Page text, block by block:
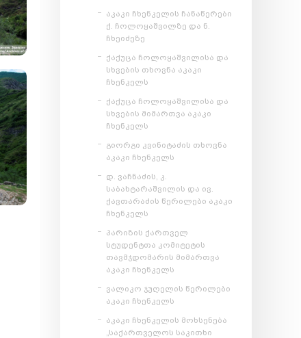
აკაკი ჩხენკელის ჩანაწერები
ქ. ჩოლოყაშვილზე და ნ.
ჩხეიძეზე
ქაქუცა ჩოლოყაშვილისა და
სხვების თხოვნა აკაკი
ჩხენკელს
ქაქუცა ჩოლოყაშვილისა და
სხვების მიმართვა აკაკი
ჩხენკელს
გიორგი კვინიტაძის თხოვნა
აკაკი ჩხენკელს
დ. ვაჩნაძის, კ.
საბახტარაშვილის და ივ.
ქავთარაძის წერილები აკაკი
ჩხენკელს
პარიზის ქართველ
სტუდენტთა კომიტეტის
თავმჯდომარის მიმართვა
აკაკი ჩხენკელს
ვალიკო ჯუღელის წერილები
აკაკი ჩხენკელს
აკაკი ჩხენკელის მოხსენება
„საქართველოს საკითხი